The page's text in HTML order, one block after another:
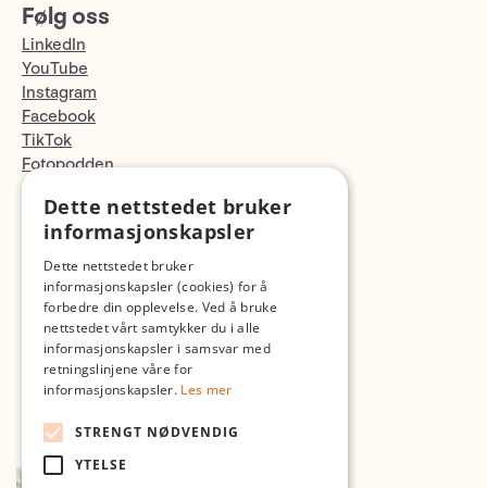
Følg oss
LinkedIn
YouTube
Instagram
Facebook
TikTok
Fotopodden
Med forbehold om skrive- og lagerfeil
Dette nettstedet bruker
informasjonskapsler
Dette nettstedet bruker
informasjonskapsler (cookies) for å
forbedre din opplevelse. Ved å bruke
nettstedet vårt samtykker du i alle
informasjonskapsler i samsvar med
retningslinjene våre for
informasjonskapsler. Les mer
STRENGT NØDVENDIG
YTELSE